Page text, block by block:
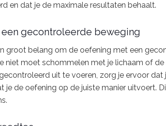
en dat je de maximale resultaten behaalt.
een gecontroleerde beweging
groot belang om de oefening met een
niet moet schommelen met je lichaam of
uit te voeren, zorg je ervoor dat
je de oefening op de juiste manier uitvoert.